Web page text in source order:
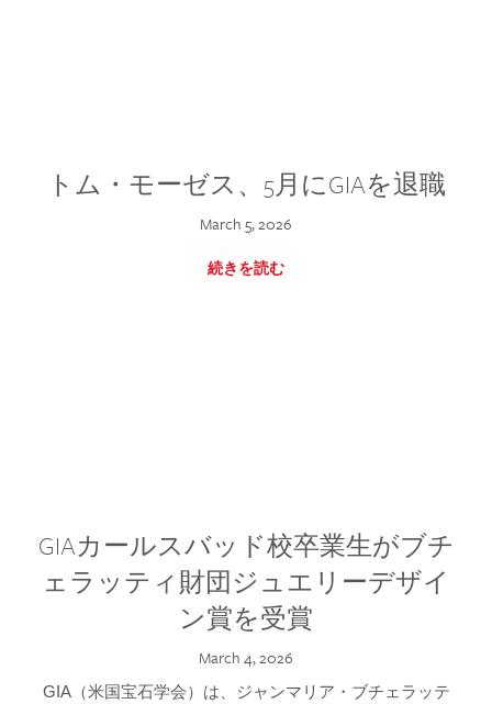
トム・モーゼス、5月にGIAを退職
March 5, 2026
続きを読む
GIAカールスバッド校卒業生がブチ
ェラッティ財団ジュエリーデザイ
ン賞を受賞
March 4, 2026
GIA（米国宝石学会）は、ジャンマリア・ブチェラッテ